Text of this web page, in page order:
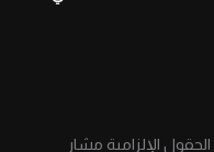
الحقول الإلزامية مشار